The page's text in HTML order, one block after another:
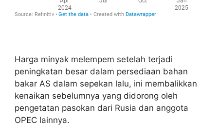
Harga minyak melempem setelah terjadi
peningkatan besar dalam persediaan bahan
bakar AS dalam sepekan lalu, ini membalikkan
kenaikan sebelumnya yang didorong oleh
pengetatan pasokan dari Rusia dan anggota
OPEC lainnya.